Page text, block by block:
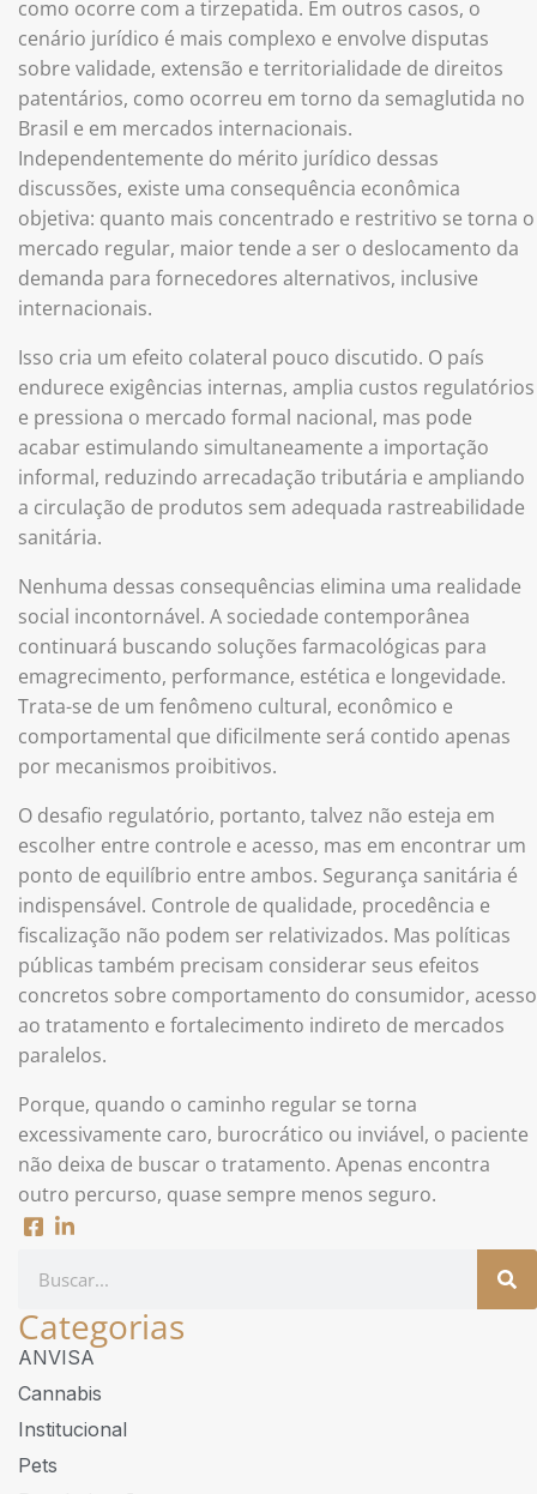
como ocorre com a tirzepatida. Em outros casos, o
cenário jurídico é mais complexo e envolve disputas
sobre validade, extensão e territorialidade de direitos
patentários, como ocorreu em torno da semaglutida no
Brasil e em mercados internacionais.
Independentemente do mérito jurídico dessas
discussões, existe uma consequência econômica
objetiva: quanto mais concentrado e restritivo se torna o
mercado regular, maior tende a ser o deslocamento da
demanda para fornecedores alternativos, inclusive
internacionais.
Isso cria um efeito colateral pouco discutido. O país
endurece exigências internas, amplia custos regulatórios
e pressiona o mercado formal nacional, mas pode
acabar estimulando simultaneamente a importação
informal, reduzindo arrecadação tributária e ampliando
a circulação de produtos sem adequada rastreabilidade
sanitária.
Nenhuma dessas consequências elimina uma realidade
social incontornável. A sociedade contemporânea
continuará buscando soluções farmacológicas para
emagrecimento, performance, estética e longevidade.
Trata-se de um fenômeno cultural, econômico e
comportamental que dificilmente será contido apenas
por mecanismos proibitivos.
O desafio regulatório, portanto, talvez não esteja em
escolher entre controle e acesso, mas em encontrar um
ponto de equilíbrio entre ambos. Segurança sanitária é
indispensável. Controle de qualidade, procedência e
fiscalização não podem ser relativizados. Mas políticas
públicas também precisam considerar seus efeitos
concretos sobre comportamento do consumidor, acesso
ao tratamento e fortalecimento indireto de mercados
paralelos.
Porque, quando o caminho regular se torna
excessivamente caro, burocrático ou inviável, o paciente
não deixa de buscar o tratamento. Apenas encontra
outro percurso, quase sempre menos seguro.
Categorias
ANVISA
Cannabis
Institucional
Pets